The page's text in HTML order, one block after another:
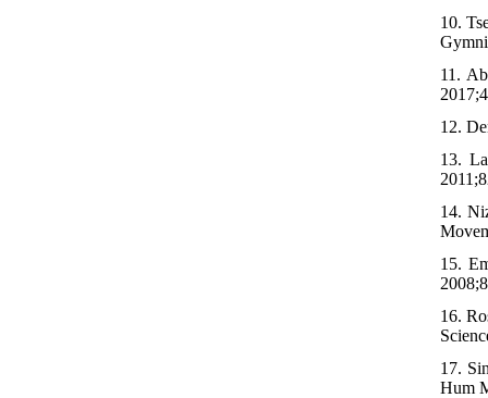
10.
11.
12.
13.
14.
15.
16.
17.
Hum